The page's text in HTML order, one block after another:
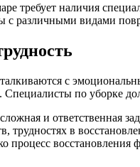
требует наличия
с различными видами
с
по уборке
и ответственная
трудностях в
процесс